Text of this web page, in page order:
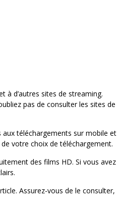
à d’autres sites de streaming.
pas de consulter les sites de
téléchargements sur mobile et
votre choix de téléchargement.
des films HD. Si vous avez
Assurez-vous de le consulter,